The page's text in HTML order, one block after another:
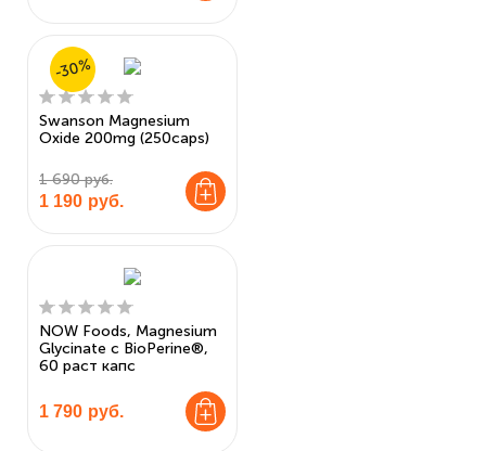
Swanson Magnesium
Oxide 200mg (250caps)
1 690 руб.
1 190 руб.
-30%
NOW Foods, Magnesium
Glycinate с BioPerine®,
60 раст капс
1 790 руб.